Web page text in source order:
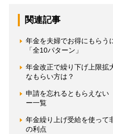
関連記事
年金を夫婦でお得にもら
「全10パターン」
年金改正で繰り下げ上限
なもらい方は？
申請を忘れるともらえな
ー一覧
年金繰り上げ受給を使って
の利点